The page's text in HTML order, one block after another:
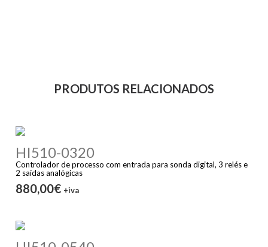
PRODUTOS RELACIONADOS
HI510-0320
Controlador de processo com entrada para sonda digital, 3 relés e
2 saídas analógicas
880,00€ +iva